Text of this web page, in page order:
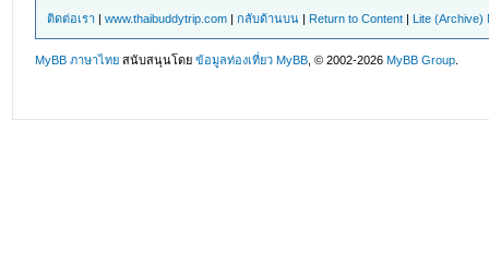
ติดต่อเรา |www.thaibuddytrip.com |กลับด้านบน | Return to Content | Lite (Archive)
MyBB ภาษาไทย สนับสนุนโดยข้อมูลท่องเที่ยว MyBB , © 2002-2026MyBB Group